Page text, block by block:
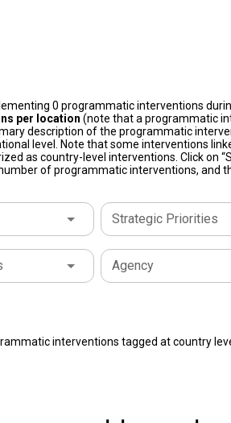
0 programmatic interventions
per location (note that a programmatic
description of the programmatic
level. Note that some interventions
as country-level interventions. Click on
of programmatic interventions, and
Strategic Priorities
Agency
interventions tagged at country